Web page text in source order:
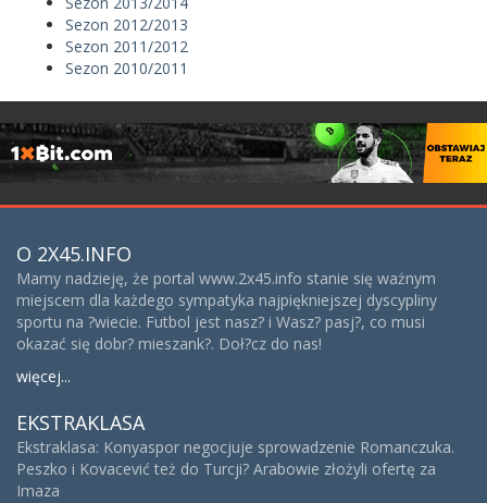
Sezon 2012/2013
Sezon 2011/2012
Sezon 2010/2011
O 2X45.INFO
Mamy nadzieję, że portal www.2x45.info stanie się ważnym
miejscem dla każdego sympatyka najpiękniejszej dyscypliny
sportu na ?wiecie. Futbol jest nasz? i Wasz? pasj?, co musi
okazać się dobr? mieszank?. Doł?cz do nas!
więcej...
EKSTRAKLASA
Ekstraklasa: Konyaspor negocjuje sprowadzenie Romanczuka.
Peszko i Kovacević też do Turcji? Arabowie złożyli ofertę za
Imaza